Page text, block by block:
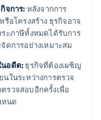
จการ: หลังจากการ
อโครงสร้าง ธุรกิจอาจ
ะภาษีทั้งหมดได้รับการ
ดการอย่างเหมาะสม
อดีต:ธุรกิจที่ต้องเผชิญ
ในระหว่างการตรวจ
รวจสอบอีกครั้งเพื่อ
หนด